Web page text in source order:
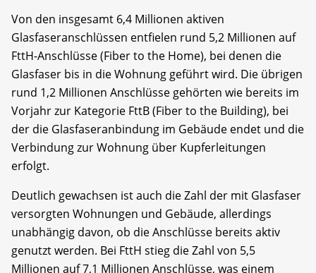
Von den insgesamt 6,4 Millionen aktiven
Glasfaseranschlüssen entfielen rund 5,2 Millionen auf
FttH-Anschlüsse (Fiber to the Home), bei denen die
Glasfaser bis in die Wohnung geführt wird. Die übrigen
rund 1,2 Millionen Anschlüsse gehörten wie bereits im
Vorjahr zur Kategorie FttB (Fiber to the Building), bei
der die Glasfaseranbindung im Gebäude endet und die
Verbindung zur Wohnung über Kupferleitungen
erfolgt.
Deutlich gewachsen ist auch die Zahl der mit Glasfaser
versorgten Wohnungen und Gebäude, allerdings
unabhängig davon, ob die Anschlüsse bereits aktiv
genutzt werden. Bei FttH stieg die Zahl von 5,5
Millionen auf 7,1 Millionen Anschlüsse, was einem